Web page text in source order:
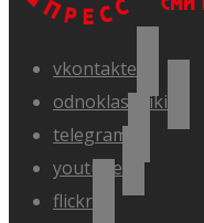
vkontakte
odnoklassniki
telegram
youtube
flickr